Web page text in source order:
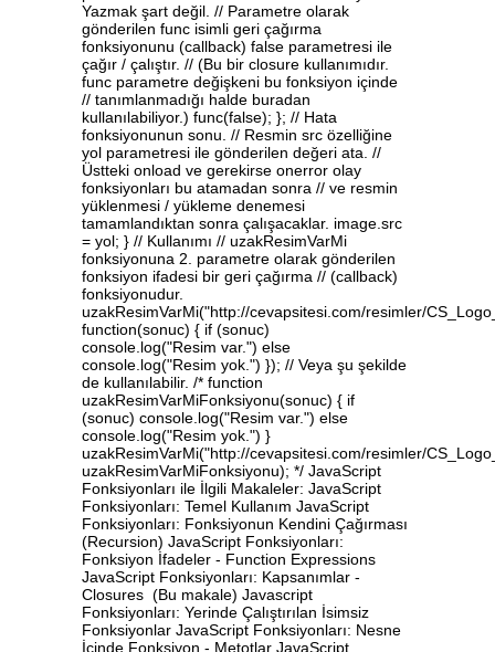
Yazmak şart değil. // Parametre olarak
gönderilen func isimli geri çağırma
fonksiyonunu (callback) false parametresi ile
çağır / çalıştır. // (Bu bir closure kullanımıdır.
func parametre değişkeni bu fonksiyon içinde
// tanımlanmadığı halde buradan
kullanılabiliyor.) func(false); }; // Hata
fonksiyonunun sonu. // Resmin src özelliğine
yol parametresi ile gönderilen değeri ata. //
Üstteki onload ve gerekirse onerror olay
fonksiyonları bu atamadan sonra // ve resmin
yüklenmesi / yükleme denemesi
tamamlandıktan sonra çalışacaklar. image.src
= yol; } // Kullanımı // uzakResimVarMi
fonksiyonuna 2. parametre olarak gönderilen
fonksiyon ifadesi bir geri çağırma // (callback)
fonksiyonudur.
uzakResimVarMi("http://cevapsitesi.com/resimler/
function(sonuc) { if (sonuc)
console.log("Resim var.") else
console.log("Resim yok.") }); // Veya şu şekilde
de kullanılabilir. /* function
uzakResimVarMiFonksiyonu(sonuc) { if
(sonuc) console.log("Resim var.") else
console.log("Resim yok.") }
uzakResimVarMi("http://cevapsitesi.com/resimler/
uzakResimVarMiFonksiyonu); */ JavaScript
Fonksiyonları ile İlgili Makaleler: JavaScript
Fonksiyonları: Temel Kullanım JavaScript
Fonksiyonları: Fonksiyonun Kendini Çağırması
(Recursion) JavaScript Fonksiyonları:
Fonksiyon İfadeler - Function Expressions
JavaScript Fonksiyonları: Kapsanımlar -
Closures (Bu makale) Javascript
Fonksiyonları: Yerinde Çalıştırılan İsimsiz
Fonksiyonlar JavaScript Fonksiyonları: Nesne
İçinde Fonksiyon - Metotlar JavaScript